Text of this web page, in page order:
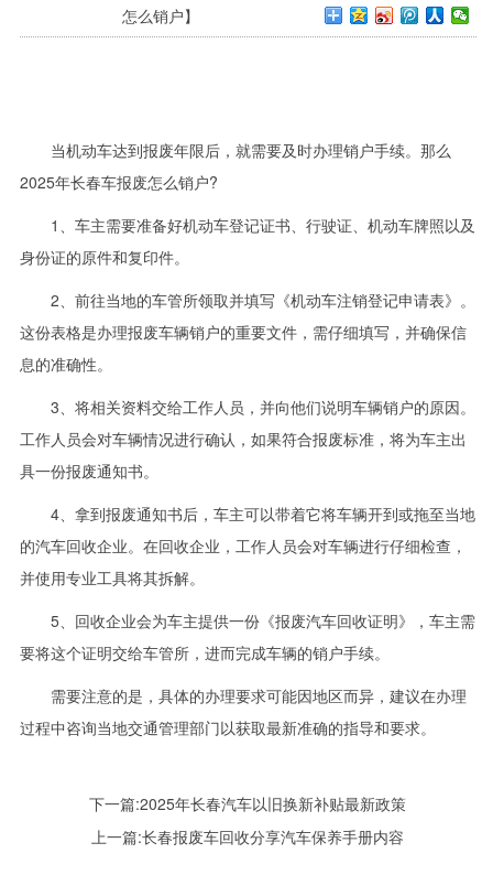
怎么销户】
当机动车达到报废年限后，就需要及时办理销户手续。那么
2025年长春车报废怎么销户?
1、车主需要准备好机动车登记证书、行驶证、机动车牌照以及
身份证的原件和复印件。
2、前往当地的车管所领取并填写《机动车注销登记申请表》。
这份表格是办理报废车辆销户的重要文件，需仔细填写，并确保信
息的准确性。
3、将相关资料交给工作人员，并向他们说明车辆销户的原因。
工作人员会对车辆情况进行确认，如果符合报废标准，将为车主出
具一份报废通知书。
4、拿到报废通知书后，车主可以带着它将车辆开到或拖至当地
的汽车回收企业。在回收企业，工作人员会对车辆进行仔细检查，
并使用专业工具将其拆解。
5、回收企业会为车主提供一份《报废汽车回收证明》，车主需
要将这个证明交给车管所，进而完成车辆的销户手续。
需要注意的是，具体的办理要求可能因地区而异，建议在办理
过程中咨询当地交通管理部门以获取最新准确的指导和要求。
下一篇:2025年长春汽车以旧换新补贴最新政策
上一篇:长春报废车回收分享汽车保养手册内容